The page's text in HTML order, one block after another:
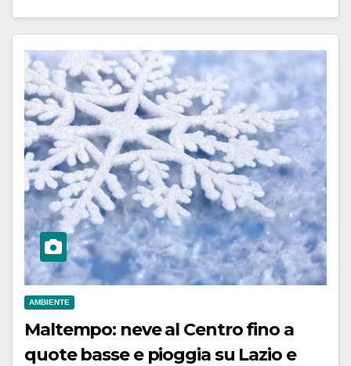
AMBIENTE
Maltempo: neve al Centro fino a
quote basse e pioggia su Lazio e